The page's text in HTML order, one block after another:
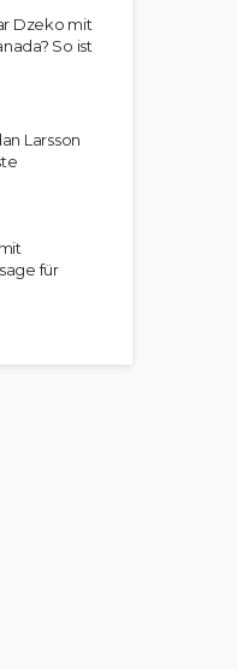
Dzeko mit
So ist
Larsson
für